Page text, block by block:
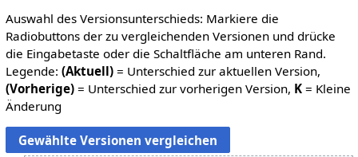
Auswahl des Versionsunterschieds: Markiere die
Radiobuttons der zu vergleichenden Versionen und drücke
die Eingabetaste oder die Schaltfläche am unteren Rand.
Legende: (Aktuell)= Unterschied zur aktuellen Version,
(Vorherige)= Unterschied zur vorherigen Version, K= Kleine
Änderung